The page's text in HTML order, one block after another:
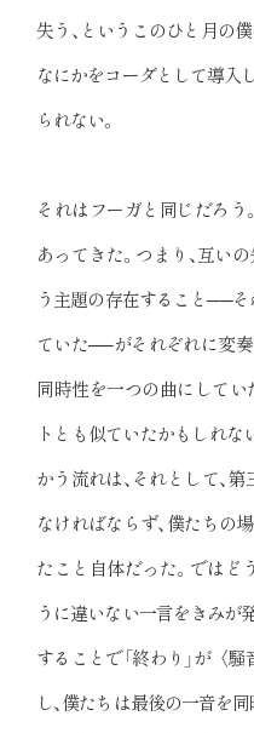
失う、というこのひと月の
なにかをコーダとして導入
られない。
それはフーガと同じだろ
あってきた。つまり、互い
う主題の存在すること──
ていた──がそれぞれに変奏
同時性を一つの曲にしてい
トとも似ていたかもしれな
かう流れは、それとして、
なければならず、僕たちの
たこと自体だった。ではど
うに違いない一言をきみが
することで「終わり」が〈
し、僕たちは最後の一音を